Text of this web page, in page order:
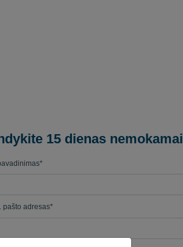
15 dienas nemokamai
pašto adresas*